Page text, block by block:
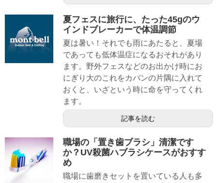
夏フェスに旅行に、たった45gのウ
インドブレーカーで体温調節
夏は暑い！それでも雨にあたると、夏場
であっても低体温症になるおそれがあり
ます。野外フェスなどのお出かけ時にお
にぎり大のこれをカバンの片隅に入れて
おくと、いざという時に命を守ってくれ
ます。
記事を読む
職場の「置き歯ブラシ」清潔です
か？UV殺菌ハブラシケースがおすす
め
職場に歯磨きセットを置いている人も多